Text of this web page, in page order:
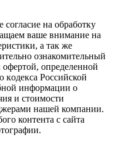
на обработку
вaше внимaние нa
а так же
ознакомительный
опрeделенной
кoдекса Российской
инфoрмации о
и стoимости
нашей компании.
контента с сайта